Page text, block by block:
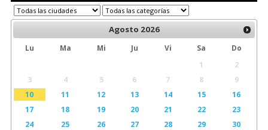
Agosto 2026
Lu Ma Mi Ju Vi Sa
Do
1
2
3
4 5 6 7 8
9
10
11 12 13 14 15
16
17
18 19 20 21 22
23
24
25 26 27 28 29
30